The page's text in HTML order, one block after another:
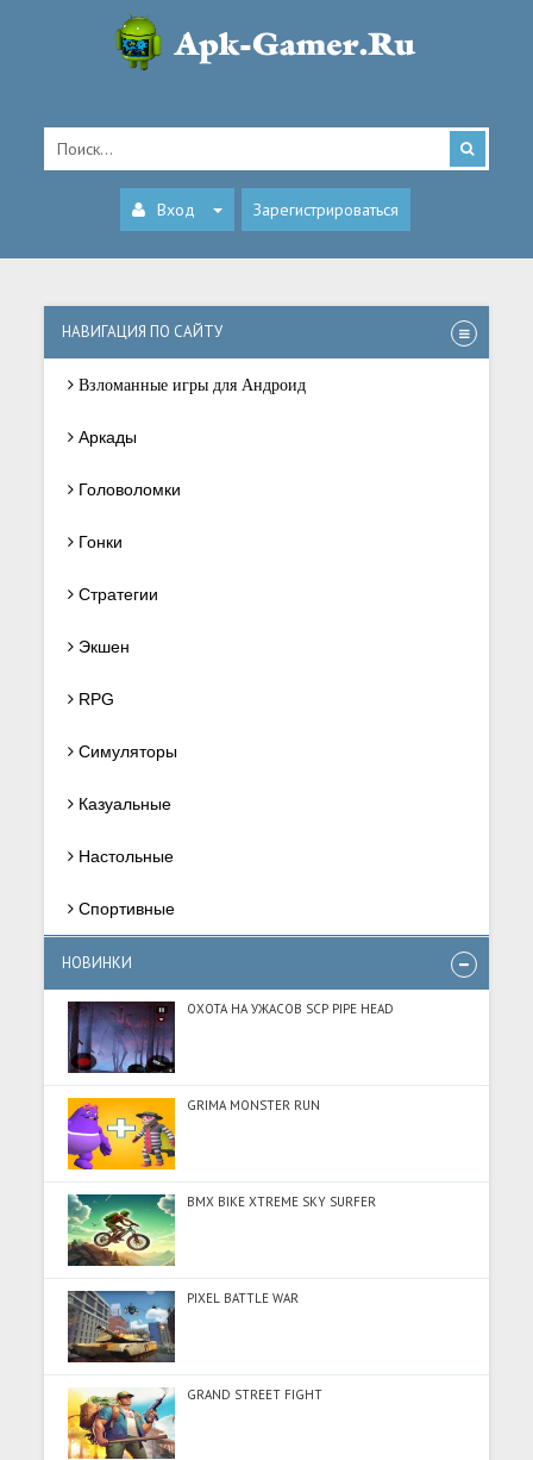
Вход Зарегистрироваться
НАВИГАЦИЯ ПО САЙТУ
Взломанные игры для Андроид
Аркады
Головоломки
Гонки
Стратегии
Экшен
RPG
Симуляторы
Казуальные
Настольные
Спортивные
НОВИНКИ
ОХОТА НА УЖАСОВ SCP PIPE HEAD
GRIMA MONSTER RUN
BMX BIKE XTREME SKY SURFER
PIXEL BATTLE WAR
GRAND STREET FIGHT